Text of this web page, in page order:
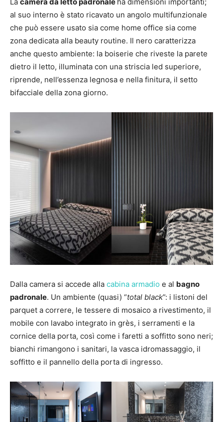
al suo interno è stato ricavato un angolo multifunzionale
che può essere usato sia come home office sia come
zona dedicata alla beauty routine. Il nero caratterizza
anche questo ambiente: la boiserie che riveste la parete
dietro il letto, illuminata con una striscia led superiore,
riprende, nell’essenza legnosa e nella finitura, il setto
bifacciale della zona giorno.
Dalla camera si accede alla cabina armadio e al bagno
padronale. Un ambiente (quasi) “total black”: i listoni del
parquet a correre, le tessere di mosaico a rivestimento, il
mobile con lavabo integrato in grès, i serramenti e la
cornice della porta, così come i faretti a soffitto sono neri;
bianchi rimangono i sanitari, la vasca idromassaggio, il
soffitto e il pannello della porta di ingresso.